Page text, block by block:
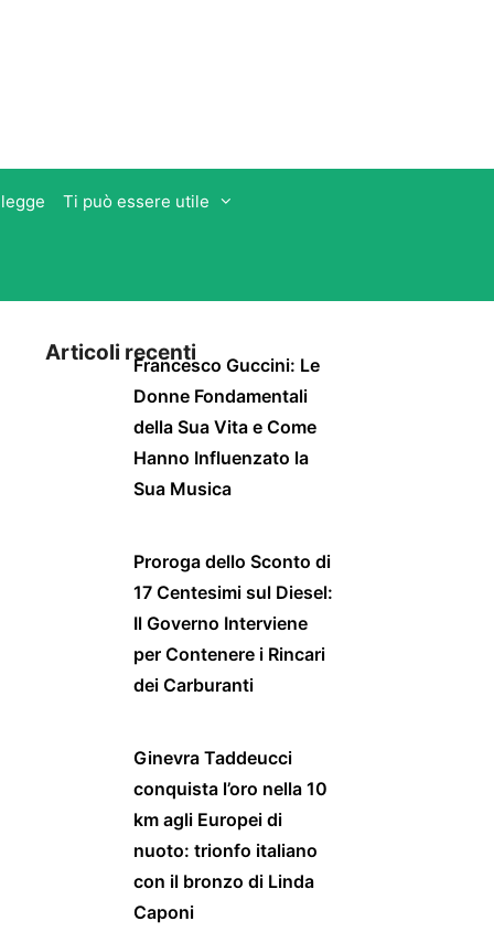
Ti può essere utile
Articoli recentiFrancesco Guccini: Le
Donne Fondamentali
della Sua Vita e Come
Hanno Influenzato la
Sua Musica
Proroga dello Sconto di
17 Centesimi sul Diesel:
Il Governo Interviene
per Contenere i Rincari
dei Carburanti
Ginevra Taddeucci
conquista l’oro nella 10
km agli Europei di
nuoto: trionfo italiano
con il bronzo di Linda
Caponi